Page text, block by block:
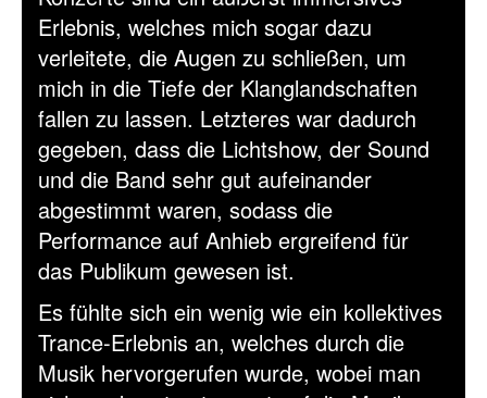
Erlebnis, welches mich sogar dazu
verleitete, die Augen zu schließen, um
mich in die Tiefe der Klanglandschaften
fallen zu lassen. Letzteres war dadurch
gegeben, dass die Lichtshow, der Sound
und die Band sehr gut aufeinander
abgestimmt waren, sodass die
Performance auf Anhieb ergreifend für
das Publikum gewesen ist.
Es fühlte sich ein wenig wie ein kollektives
Trance-Erlebnis an, welches durch die
Musik hervorgerufen wurde, wobei man